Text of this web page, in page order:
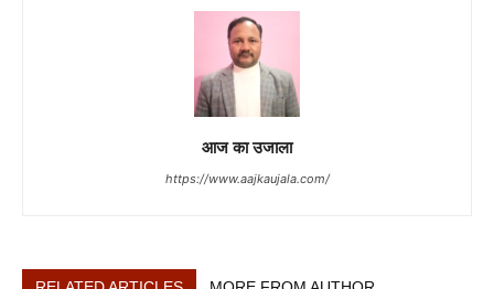
आज का उजाला
https://www.aajkaujala.com/